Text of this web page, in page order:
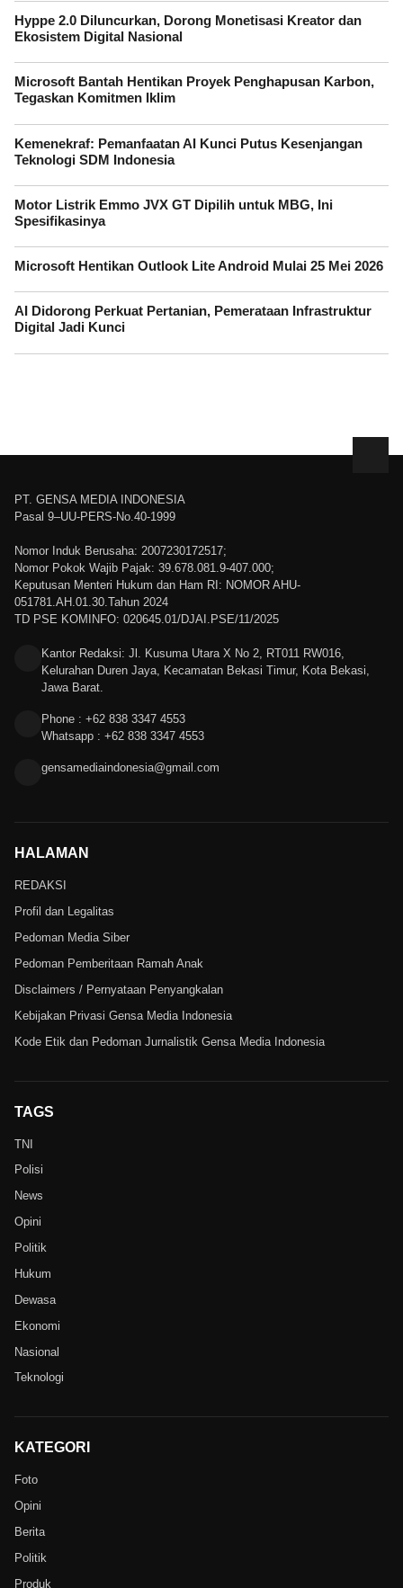
Hyppe 2.0 Diluncurkan, Dorong Monetisasi Kreator dan
Ekosistem Digital Nasional
Microsoft Bantah Hentikan Proyek Penghapusan Karbon,
Tegaskan Komitmen Iklim
Kemenekraf: Pemanfaatan AI Kunci Putus Kesenjangan
Teknologi SDM Indonesia
Motor Listrik Emmo JVX GT Dipilih untuk MBG, Ini
Spesifikasinya
Microsoft Hentikan Outlook Lite Android Mulai 25 Mei 2026
AI Didorong Perkuat Pertanian, Pemerataan Infrastruktur
Digital Jadi Kunci
PT. GENSA MEDIA INDONESIA
Pasal 9–UU-PERS-No.40-1999
Nomor Induk Berusaha: 2007230172517;
Nomor Pokok Wajib Pajak: 39.678.081.9-407.000;
Keputusan Menteri Hukum dan Ham RI: NOMOR AHU-
051781.AH.01.30.Tahun 2024
TD PSE KOMINFO: 020645.01/DJAI.PSE/11/2025
Kantor Redaksi: Jl. Kusuma Utara X No 2, RT011 RW016,
Kelurahan Duren Jaya, Kecamatan Bekasi Timur, Kota Bekasi,
Jawa Barat.
Phone : +62 838 3347 4553
Whatsapp : +62 838 3347 4553
gensamediaindonesia@gmail.com
HALAMAN
REDAKSI
Profil dan Legalitas
Pedoman Media Siber
Pedoman Pemberitaan Ramah Anak
Disclaimers / Pernyataan Penyangkalan
Kebijakan Privasi Gensa Media Indonesia
Kode Etik dan Pedoman Jurnalistik Gensa Media Indonesia
TAGS
TNI
Polisi
News
Opini
Politik
Hukum
Dewasa
Ekonomi
Nasional
Teknologi
KATEGORI
Foto
Opini
Berita
Politik
Produk